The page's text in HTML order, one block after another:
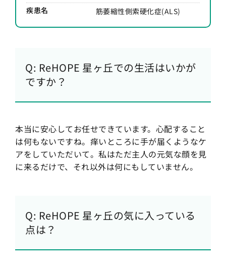
疾患名
筋萎縮性側索硬化症(ALS)
Q: ReHOPE 星ヶ丘での生活はいかが
ですか？
本当に安心してお任せできています。心配すること
は何もないですね。痒いところに手が届くようなケ
アをしていただいて。私はただ主人の元気な顔を見
に来るだけで、それ以外は何にもしていません。
Q: ReHOPE 星ヶ丘の気に入っている
点は？